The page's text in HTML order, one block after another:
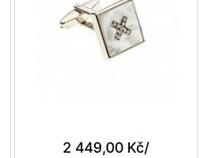
2 449,00 Kč/